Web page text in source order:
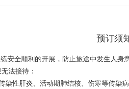
预订须
安全顺利的开展，防止旅途中发生人
法接待：
染性肝炎、活动期肺结核、伤寒等传染